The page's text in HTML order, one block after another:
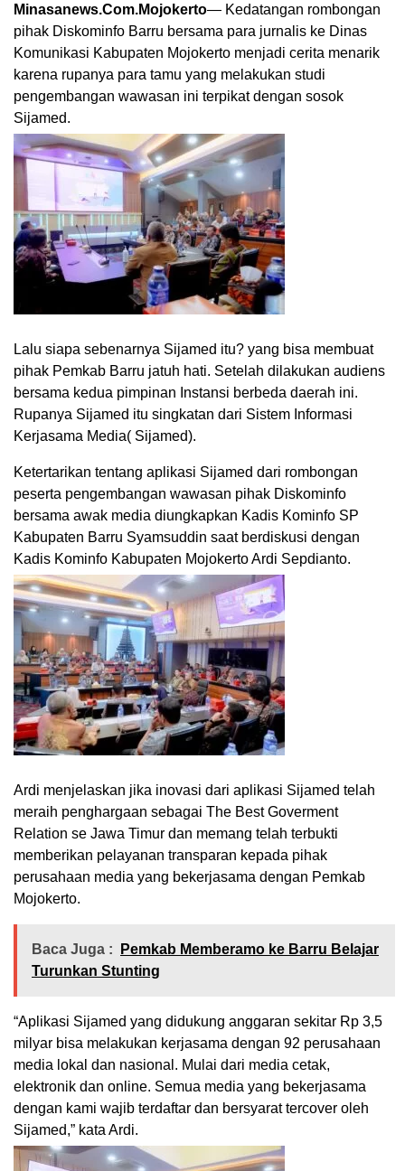
Minasanews.Com.Mojokerto— Kedatangan rombongan
pihak Diskominfo Barru bersama para jurnalis ke Dinas
Komunikasi Kabupaten Mojokerto menjadi cerita menarik
karena rupanya para tamu yang melakukan studi
pengembangan wawasan ini terpikat dengan sosok
Sijamed.
Lalu siapa sebenarnya Sijamed itu? yang bisa membuat
pihak Pemkab Barru jatuh hati. Setelah dilakukan audiens
bersama kedua pimpinan Instansi berbeda daerah ini.
Rupanya Sijamed itu singkatan dari Sistem Informasi
Kerjasama Media( Sijamed).
Ketertarikan tentang aplikasi Sijamed dari rombongan
peserta pengembangan wawasan pihak Diskominfo
bersama awak media diungkapkan Kadis Kominfo SP
Kabupaten Barru Syamsuddin saat berdiskusi dengan
Kadis Kominfo Kabupaten Mojokerto Ardi Sepdianto.
Ardi menjelaskan jika inovasi dari aplikasi Sijamed telah
meraih penghargaan sebagai The Best Goverment
Relation se Jawa Timur dan memang telah terbukti
memberikan pelayanan transparan kepada pihak
perusahaan media yang bekerjasama dengan Pemkab
Mojokerto.
Baca Juga :
Pemkab Memberamo ke Barru Belajar
Turunkan Stunting
“Aplikasi Sijamed yang didukung anggaran sekitar Rp 3,5
milyar bisa melakukan kerjasama dengan 92 perusahaan
media lokal dan nasional. Mulai dari media cetak,
elektronik dan online. Semua media yang bekerjasama
dengan kami wajib terdaftar dan bersyarat tercover oleh
Sijamed,” kata Ardi.